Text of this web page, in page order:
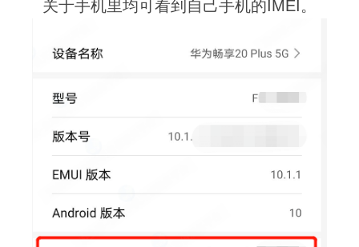
关于手机里均可看到自己手机的IMEI。